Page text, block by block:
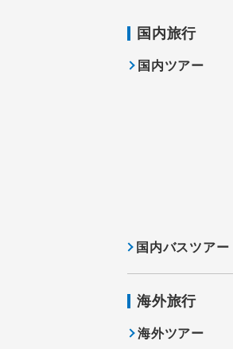
国内旅行
国内ツアー
国内バスツアー
海外旅行
海外ツアー